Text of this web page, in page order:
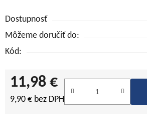
Dostupnosť
Môžeme doručiť do:
Kód:
11,98 €
9,90 € bez DPH